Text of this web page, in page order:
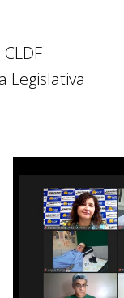
Legislativa